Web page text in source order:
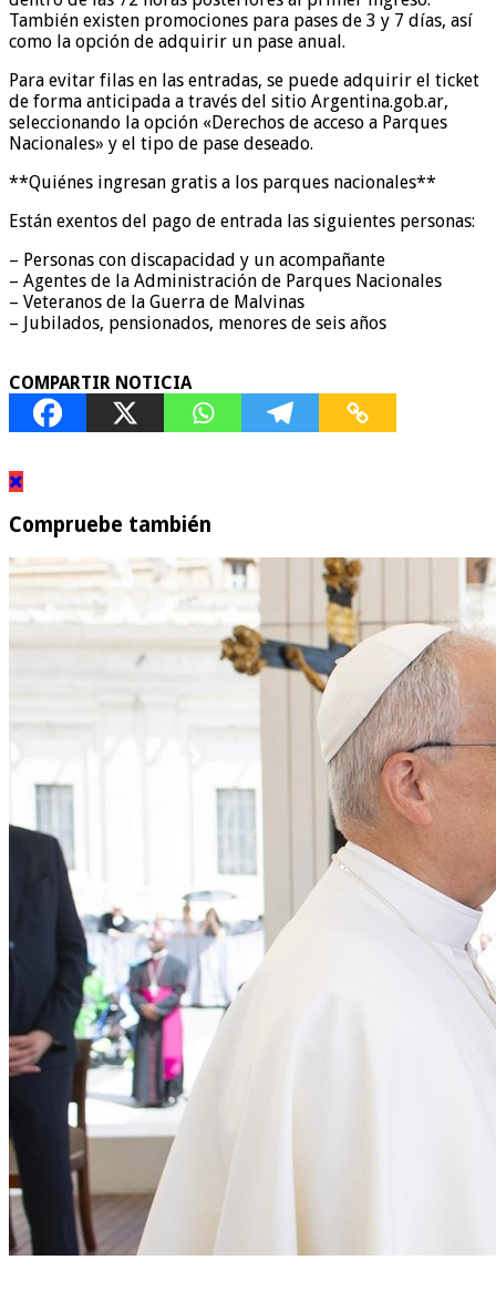
También existen promociones para pases de 3 y 7 días, así
como la opción de adquirir un pase anual.
Para evitar filas en las entradas, se puede adquirir el ticket
de forma anticipada a través del sitio Argentina.gob.ar,
seleccionando la opción «Derechos de acceso a Parques
Nacionales» y el tipo de pase deseado.
**Quiénes ingresan gratis a los parques nacionales**
Están exentos del pago de entrada las siguientes personas:
– Personas con discapacidad y un acompañante
– Agentes de la Administración de Parques Nacionales
– Veteranos de la Guerra de Malvinas
– Jubilados, pensionados, menores de seis años
COMPARTIR NOTICIA
Compruebe también